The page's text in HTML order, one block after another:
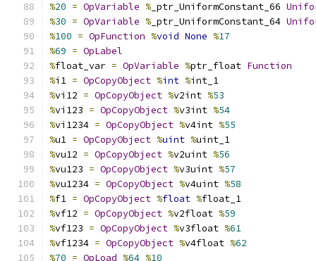
%20 = OpVariable % _ptr_UniformConstant_66
%30 = OpVariable % _ptr_UniformConstant_64
%100 = OpFunction %void None %17
%69 = OpLabel
%float_var = OpVariable %ptr_float Function
%i1 = OpCopyObject %int %int_1
%vi12 = OpCopyObject %v2int %53
%vi123 = OpCopyObject %v3int %54
%vi1234 = OpCopyObject %v4int %55
%u1 = OpCopyObject %uint %uint_1
%vu12 = OpCopyObject %v2uint %56
%vu123 = OpCopyObject %v3uint %57
%vu1234 = OpCopyObject %v4uint %58
%f1 = OpCopyObject %float %float_1
%vf12 = OpCopyObject %v2float %59
%vf123 = OpCopyObject %v3float %61
%vf1234 = OpCopyObject %v4float %62
%70 = OpLoad %64 %10